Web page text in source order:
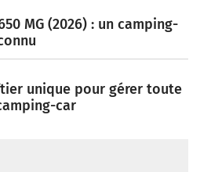
MG (2026) : un camping-
unique pour gérer toute
car